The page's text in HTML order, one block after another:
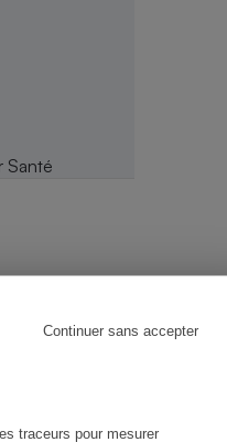
traceurs pour mesurer
Continuer sans accepter